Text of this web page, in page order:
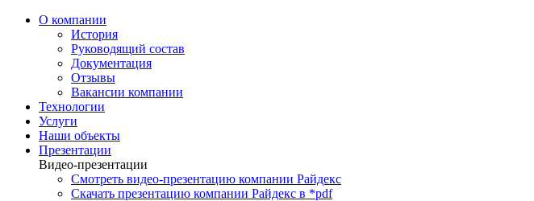
О компании
История
Руководящий состав
Документация
Отзывы
Вакансии компании
Технологии
Услуги
Наши объекты
Презентации
Видео-презентации
Смотреть видео-презентацию компании Райдекс
Скачать презентацию компании Райдекс в *pdf